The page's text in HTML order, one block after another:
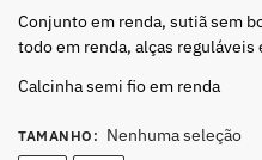
Conjunto em renda, sutiã sem
todo em renda, alças reguláveis
Calcinha semi fio em renda
TAMANHO : Nenhuma seleção